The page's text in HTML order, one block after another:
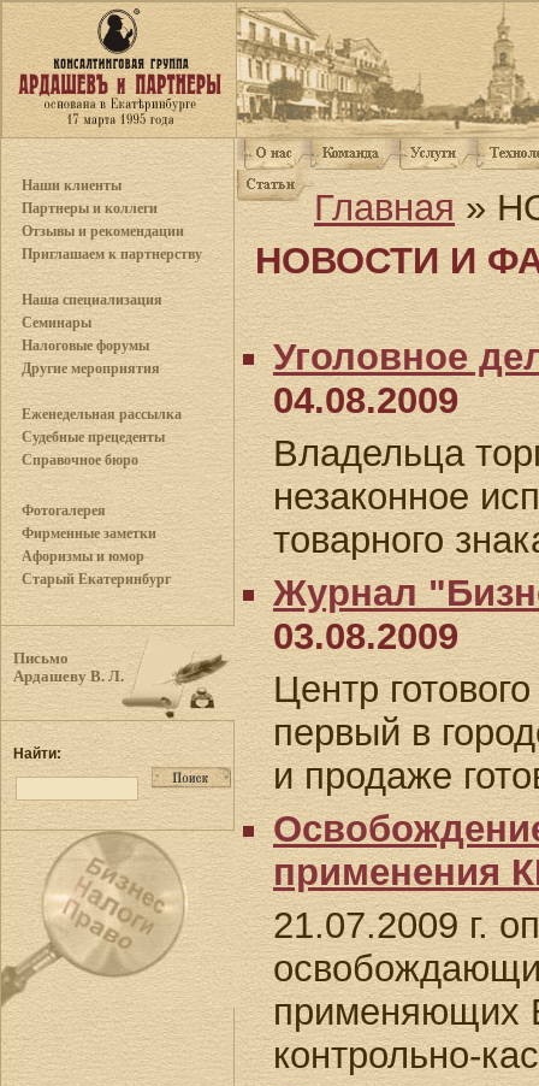
Наши клиенты
Партнеры и коллеги
Отзывы и рекомендации
Приглашаем к партнерству
Наша специализация
Семинары
Налоговые форумы
Другие мероприятия
Еженедельная рассылка
Судебные прецеденты
Справочное бюро
Фотогалерея
Фирменные заметки
Афоризмы и юмор
Старый Екатеринбург
Письмо
Ардашеву В. Л.
Найти:
Главная»
НОВОСТИ И
Уголовное
04.08.2009
Владельца
незаконное
товарного
Журнал
03.08.2009
Центр
первый в
и продаже
применения
21.07.2009 г.
применяющих
контрольно-